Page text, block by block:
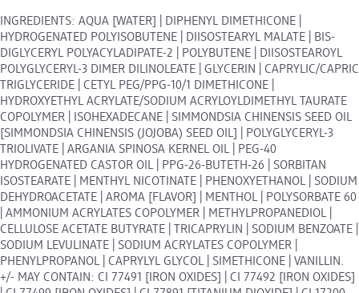
INGREDIENTS: AQUA [WATER] | DIPHENYL DIMETHICONE |
HYDROGENATED POLYISOBUTENE | DIISOSTEARYL MALATE | BIS-
DIGLYCERYL POLYACYLADIPATE-2 | POLYBUTENE | DIISOSTEAROYL
POLYGLYCERYL-3 DIMER DILINOLEATE | GLYCERIN | CAPRYLIC/CAPRIC
TRIGLYCERIDE | CETYL PEG/PPG-10/1 DIMETHICONE |
HYDROXYETHYL ACRYLATE/SODIUM ACRYLOYLDIMETHYL TAURATE
COPOLYMER | ISOHEXADECANE | SIMMONDSIA CHINENSIS SEED OIL
[SIMMONDSIA CHINENSIS (JOJOBA) SEED OIL] | POLYGLYCERYL-3
TRIOLIVATE | ARGANIA SPINOSA KERNEL OIL | PEG-40
HYDROGENATED CASTOR OIL | PPG-26-BUTETH-26 | SORBITAN
ISOSTEARATE | MENTHYL NICOTINATE | PHENOXYETHANOL | SODIUM
DEHYDROACETATE | AROMA [FLAVOR] | MENTHOL | POLYSORBATE 60
| AMMONIUM ACRYLATES COPOLYMER | METHYLPROPANEDIOL |
CELLULOSE ACETATE BUTYRATE | TRICAPRYLIN | SODIUM BENZOATE |
SODIUM LEVULINATE | SODIUM ACRYLATES COPOLYMER |
PHENYLPROPANOL | CAPRYLYL GLYCOL | SIMETHICONE | VANILLIN.
+/- MAY CONTAIN: CI 77491 [IRON OXIDES] | CI 77492 [IRON OXIDES]